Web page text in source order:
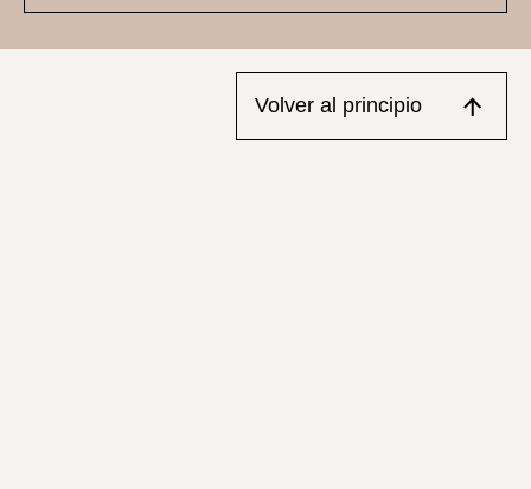
Volver al principio